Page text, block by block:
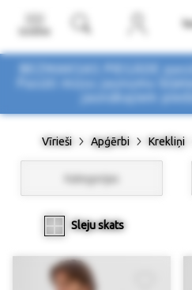
BEZMAKSAS PIEGĀDE
Pasūti mūsu jaunumu
Vīrieši Apģērbi Krekliņi
Kategorijas
Sleju skats